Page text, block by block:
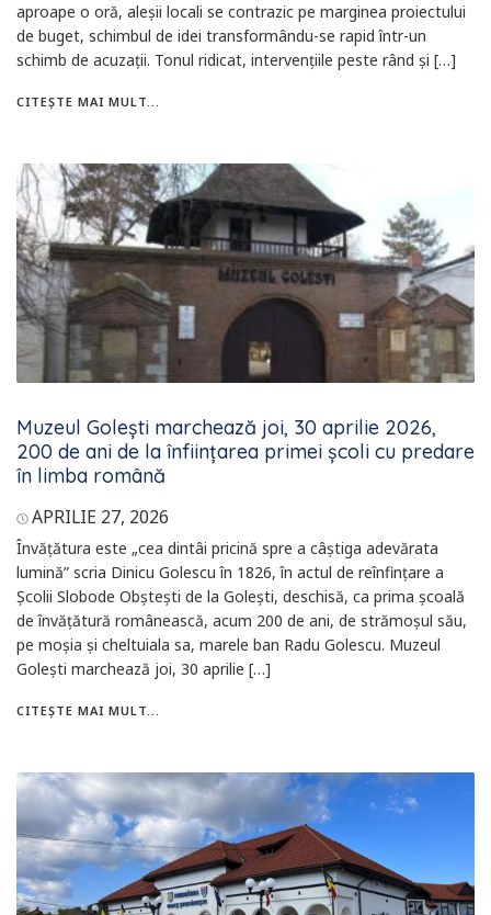
aproape o oră, aleșii locali se contrazic pe marginea proiectului
de buget, schimbul de idei transformându-se rapid într-un
schimb de acuzații. Tonul ridicat, intervențiile peste rând și […]
CITEȘTE MAI MULT...
Muzeul Golești marchează joi, 30 aprilie 2026,
200 de ani de la înființarea primei școli cu predare
în limba română
APRILIE 27, 2026
Învățătura este „cea dintâi pricină spre a câștiga adevărata
lumină” scria Dinicu Golescu în 1826, în actul de reînfințare a
Școlii Slobode Obștești de la Golești, deschisă, ca prima școală
de învățătură românească, acum 200 de ani, de strămoșul său,
pe moșia și cheltuiala sa, marele ban Radu Golescu. Muzeul
Golești marchează joi, 30 aprilie […]
CITEȘTE MAI MULT...